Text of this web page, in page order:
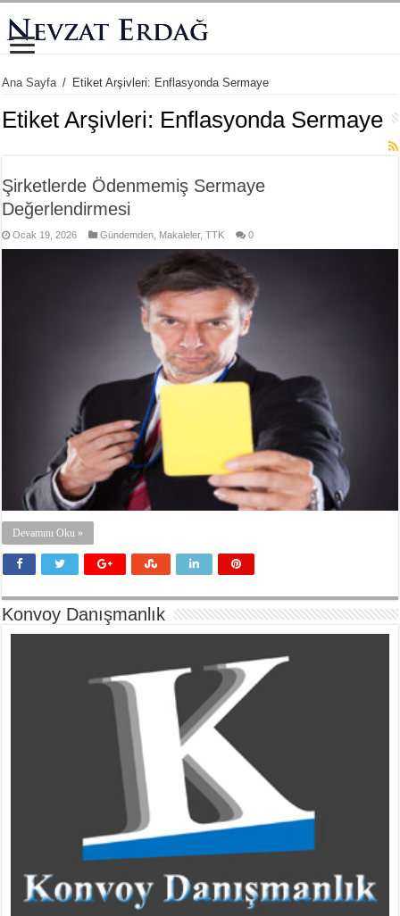
Ana Sayfa / Etiket Arşivleri: Enflasyonda Sermaye
Etiket Arşivleri: Enflasyonda Sermaye
Şirketlerde Ödenmemiş Sermaye
Değerlendirmesi
Ocak 19, 2026 Gündemden Makaleler,TTK 0
Devamını Oku »
Konvoy Danışmanlık